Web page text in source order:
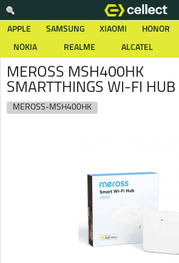
APPLE SAMSUNG XIAOMI HONOR
NOKIA
REALME ALCATEL
MEROSS MSH400HK
SMARTTHINGS WI-FI HUB
MEROSS-MSH400HK